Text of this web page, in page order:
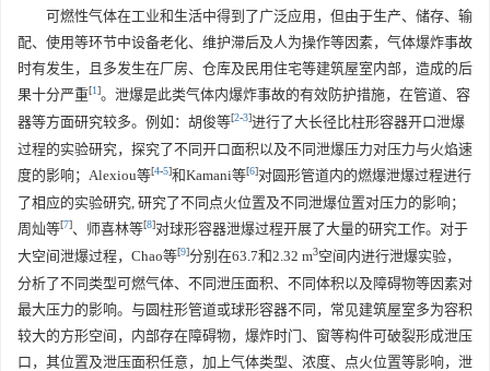
可燃性气体在工业和生活中得到了广泛应用，但由于生产、储存、输
配、使用等环节中设备老化、维护滞后及人为操作等因素，气体爆炸事故
时有发生，且多发生在厂房、仓库及民用住宅等建筑屋室内部，造成的后
果十分严重[1]。泄爆是此类气体内爆炸事故的有效防护措施，在管道、容
器等方面研究较多。例如：胡俊等[2-3]进行了大长径比柱形容器开口泄爆
过程的实验研究，探究了不同开口面积以及不同泄爆压力对压力与火焰速
度的影响；Alexiou等[4-5]和Kamani等[6]对圆形管道内的燃爆泄爆过程进行
了相应的实验研究, 研究了不同点火位置及不同泄爆位置对压力的影响；
周灿等[7]、师喜林等[8]对球形容器泄爆过程开展了大量的研究工作。对于
大空间泄爆过程，Chao等[9]分别在63.7和2.32 m3空间内进行泄爆实验，
分析了不同类型可燃气体、不同泄压面积、不同体积以及障碍物等因素对
最大压力的影响。与圆柱形管道或球形容器不同，常见建筑屋室多为容积
较大的方形空间，内部存在障碍物，爆炸时门、窗等构件可破裂形成泄压
口，其位置及泄压面积任意，加上气体类型、浓度、点火位置等影响，泄